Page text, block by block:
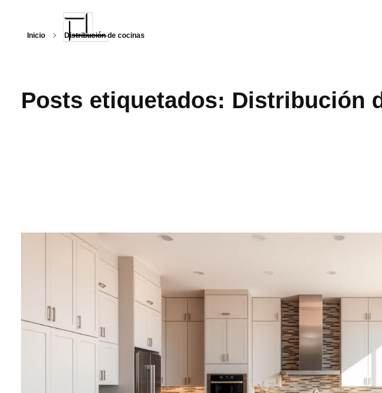
Inicio Distribución de cocinas
Posts etiquetados: Distribución